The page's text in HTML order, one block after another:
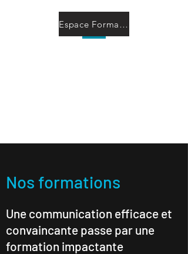
Espace Formation à Distance
Nos formations
Une communication efficace et
convaincante passe par une
formation impactante